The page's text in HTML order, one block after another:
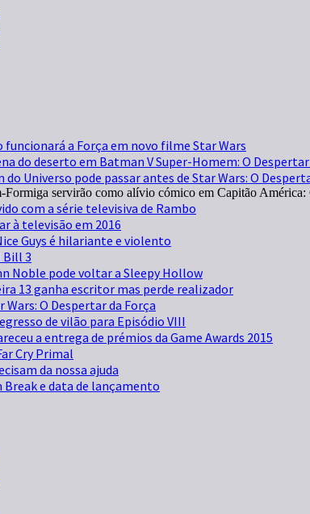
funcionará a Força em novo filme Star Wars
do deserto em Batman V Super-Homem: O
do Universo pode passar antes de Star Wars: O
servirão como alívio cómico em Capitão
com a série televisiva de Rambo
à televisão em 2016
Guys é hilariante e violento
Bill 3
Noble pode voltar a Sleepy Hollow
13 ganha escritor mas perde realizador
Wars: O Despertar da Força
de vilão para Episódio VIII
a entrega de prémios da Game Awards 2015
Cry Primal
da nossa ajuda
e data de lançamento